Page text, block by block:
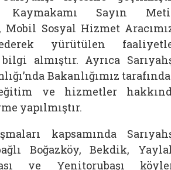
Kaymakamı Sayın
Mobil Sosyal Hizmet
yürütülen
almıştır. Ayrıca
Bakanlığımız
ve hizmetler
yapılmıştır.
kapsamında
Boğazköy, Bekdik,
ve Yenitorubaşı